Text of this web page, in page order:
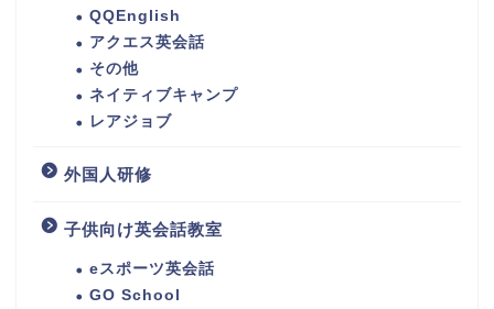
QQEnglish
アクエス英会話
その他
ネイティブキャンプ
レアジョブ
外国人研修
子供向け英会話教室
eスポーツ英会話
GO School